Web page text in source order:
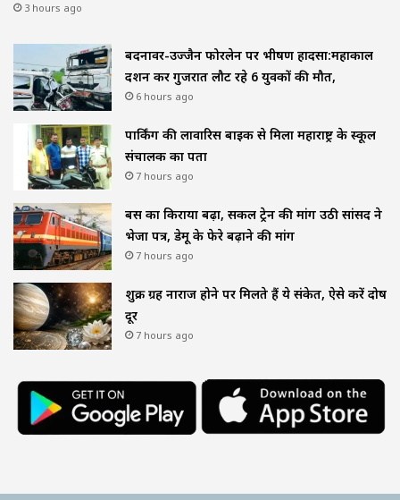
3 hours ago
बदनावर-उज्जैन फोरलेन पर भीषण हादसा:महाकाल
दर्शन कर गुजरात लौट रहे 6 युवकों की मौत,
6 hours ago
पार्किंग की लावारिस बाइक से मिला महाराष्ट्र के स्कूल
संचालक का पता
7 hours ago
बस का किराया बढ़ा, सर्कल ट्रेन की मांग उठी सांसद ने
भेजा पत्र, डेमू के फेरे बढ़ाने की मांग
7 hours ago
शुक्र ग्रह नाराज होने पर मिलते हैं ये संकेत, ऐसे करें दोष
दूर
7 hours ago